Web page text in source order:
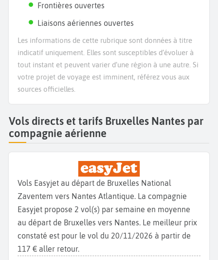
Frontières ouvertes
Liaisons aériennes ouvertes
Les informations de cette rubrique sont données à titre
indicatif uniquement. Elles sont susceptibles d’évoluer à
tout instant et peuvent varier d’une région à une autre. Si
votre projet de voyage est imminent, référez vous aux
sources officielles.
Vols directs et tarifs Bruxelles Nantes par
compagnie aérienne
Vols Easyjet au départ de Bruxelles National
Zaventem vers Nantes Atlantique. La compagnie
Easyjet propose 2 vol(s) par semaine en moyenne
au départ de Bruxelles vers Nantes. Le meilleur prix
constaté est pour le vol du 20/11/2026 à partir de
117 € aller retour.